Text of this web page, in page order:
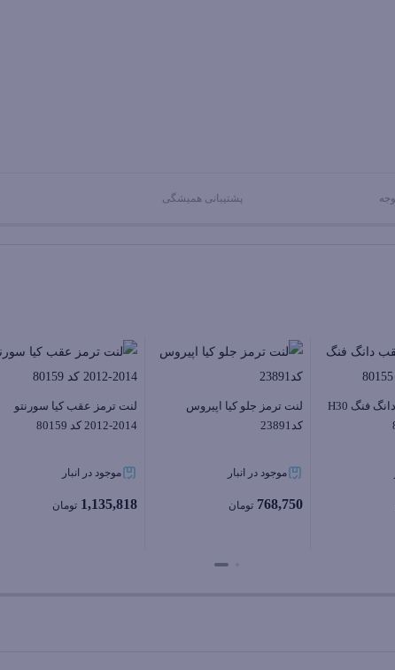
پشتیبانی همیشگی
لنت ترمز عقب دانگ فنگ H30
لنت ترمز جلو کیا اپیروس
کد23891
موجود در انبار
768,750 تومان
لنت ترمز عقب کیا سورنتو
2014-2012 کد 80159
موجود در انبار
1,135,818 تومان